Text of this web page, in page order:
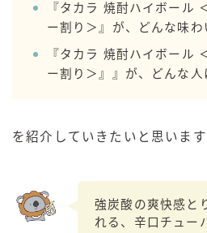
濃いめのレモンサワー
三ツ星グレフルサワー
99.99（フォーナイン）
キレートレモンサワー
WATER SOUR(ウォータ
宝酒造
『タカラ 焼酎ハイボール
ー割り＞』が、どんな味わ
『タカラ 焼酎ハイボール
ー割り＞』』が、どんな
を紹介していきたいと思います
強炭酸の爽快感と
れる、辛口チュー